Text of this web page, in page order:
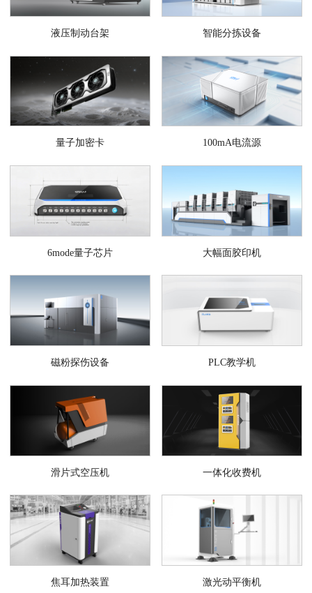
液压制动台架 智能分拣设备
量子加密卡 100mA电流源
6mode量子芯片 大幅面胶印机
磁粉探伤设备 PLC教学机
滑片式空压机 一体化收费机
焦耳加热装置 激光动平衡机